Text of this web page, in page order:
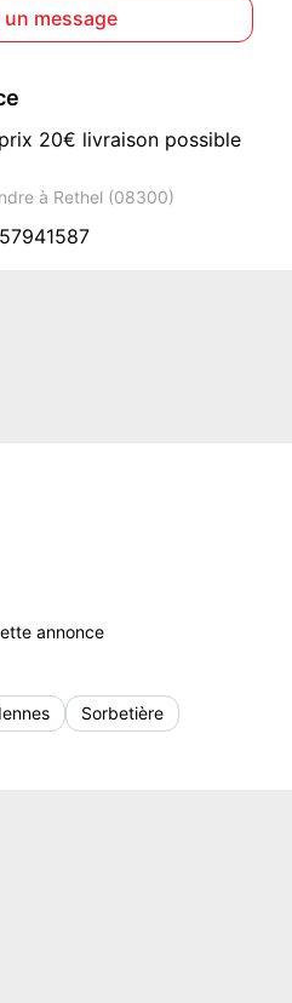
un message
20€ livraison possible
à Rethel (08300)
annonce
Sorbetière